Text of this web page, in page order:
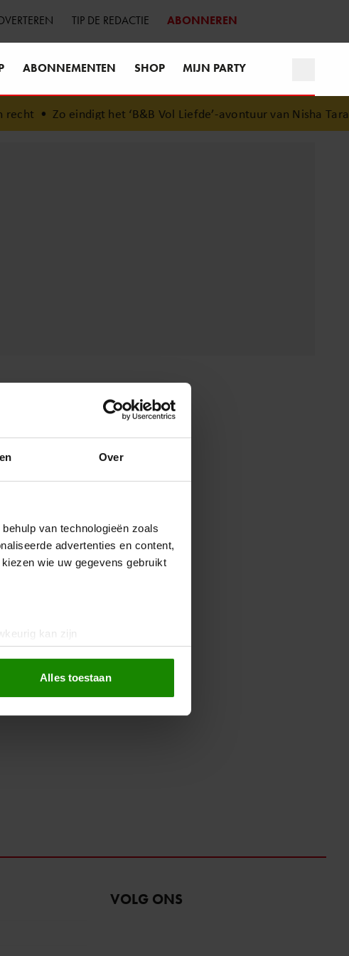
Over
van technologieën zoals
advertenties en content,
wie uw gegevens gebruikt
kan zijn
(fingerprinting)
media te bieden en om ons
Alles toestaan
TIP DE REDACTIE ABONNEREN
ABONNEMENTEN SHOP MIJN PARTY
•Zo eindigt het ‘B&B Vol Liefde’-avontuur van Nisha Tara•
VOLG ONS